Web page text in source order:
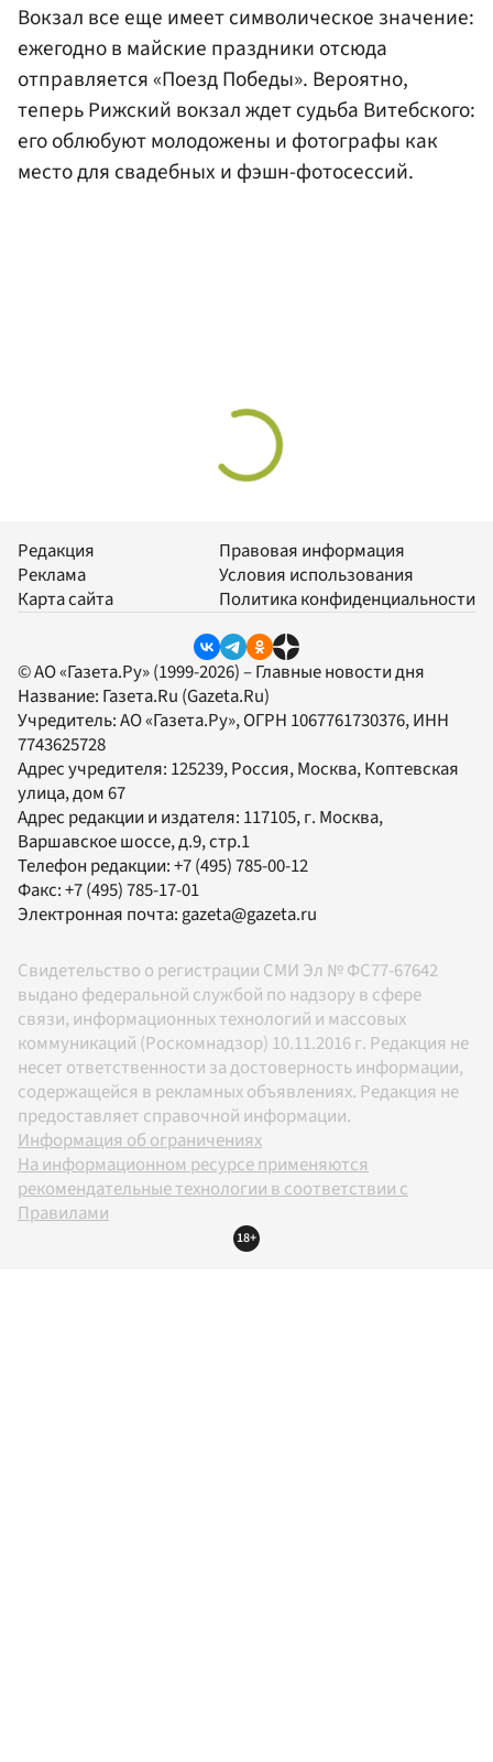
Вокзал все еще имеет символическое значение:
ежегодно в майские праздники отсюда
отправляется «Поезд Победы». Вероятно,
теперь Рижский вокзал ждет судьба Витебского:
его облюбуют молодожены и фотографы как
место для свадебных и фэшн-фотосессий.
Редакция
Реклама
Карта сайта
Правовая информация
Условия использования
Политика конфиденциальности
© АО «Газета.Ру» (1999-2026) – Главные новости дня
Название: Газета.Ru (Gazeta.Ru)
Учредитель:АО «Газета.Ру», ОГРН 1067761730376, ИНН
7743625728
Адрес учредителя: 125239, Россия, Москва, Коптевская
улица, дом 67
Адрес редакции и издателя: 117105, г. Москва,
Варшавское шоссе, д.9, стр.1
Телефон редакции:+7 (495) 785-00-12
Факс:+7 (495) 785-17-01
Электронная почта: gazeta@gazeta.ru
Свидетельство о регистрации СМИ Эл № ФС77-67642
выдано федеральной службой по надзору в сфере
связи, информационных технологий и массовых
коммуникаций (Роскомнадзор) 10.11.2016 г. Редакция не
несет ответственности за достоверность информации,
содержащейся в рекламных объявлениях. Редакция не
предоставляет справочной информации.
Информация об ограничениях
На информационном ресурсе применяются
рекомендательные технологии в соответствии с
Правилами
18+